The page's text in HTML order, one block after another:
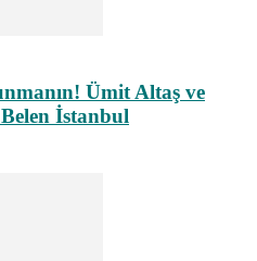
Ümit Altaş ve
İstanbul